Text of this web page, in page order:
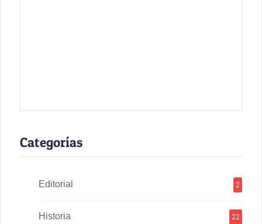
Categorías
Editorial 2
Historia 22